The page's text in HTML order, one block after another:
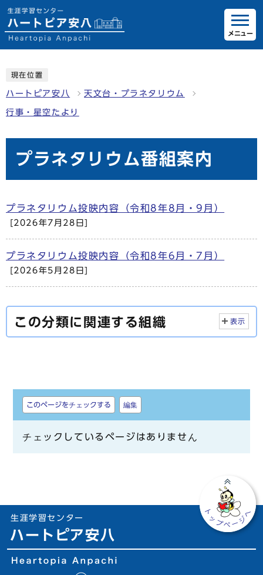
メニュー
現在位置
ハートピア安八 天文台・プラネタリウム
行事・星空たより
プラネタリウム番組案内
プラネタリウム投映内容（令和8年8月・9月）
[2026年7月28日]
プラネタリウム投映内容（令和8年6月・7月）
[2026年5月28日]
この分類に関連する組織 表示
しおり
このページをチェックする 編集
チェックしているページはありません
生涯学習センター
ハートピア安八